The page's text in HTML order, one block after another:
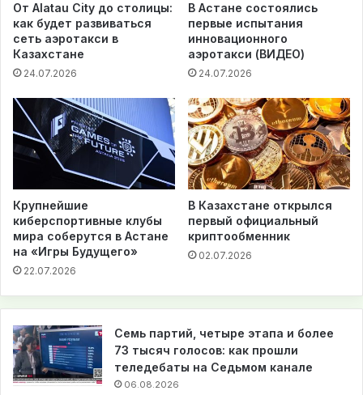
От Alatau City до столицы:
как будет развиваться
сеть аэротакси в
Казахстане
24.07.2026
В Астане состоялись
первые испытания
инновационного
аэротакси (ВИДЕО)
24.07.2026
Крупнейшие
киберспортивные клубы
мира соберутся в Астане
на «Игры Будущего»
22.07.2026
В Казахстане открылся
первый официальный
криптообменник
02.07.2026
Семь партий, четыре этапа и более
73 тысяч голосов: как прошли
теледебаты на Седьмом канале
06.08.2026